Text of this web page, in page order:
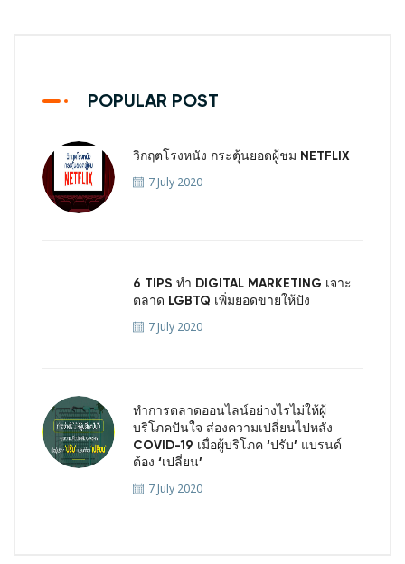
POPULAR POST
วิกฤตโรงหนัง กระตุ้นยอดผู้ชม NETFLIX
7 July 2020
6 TIPS ทำ DIGITAL MARKETING เจาะ
ตลาด LGBTQ เพิ่มยอดขายให้ปัง
7 July 2020
ทำการตลาดออนไลน์อย่างไรไม่ให้ผู้
บริโภคปันใจ ส่องความเปลี่ยนไปหลัง
COVID-19 เมื่อผู้บริโภค ‘ปรับ’ แบรนด์
ต้อง ‘เปลี่ยน’
7 July 2020